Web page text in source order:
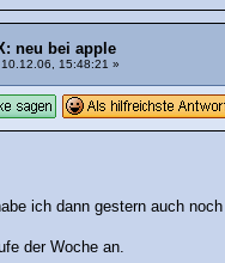
neu bei apple
10.12.06, 15:48:21 »
ich dann gestern auch
der Woche an.